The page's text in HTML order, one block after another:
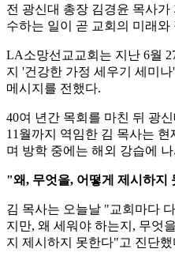
전 광신대 총장 김경윤 목사
수하는 일이 곧 교회의 미래
LA소망선교교회는 지난 6월
지 '건강한 가정 세우기 세미
메시지를 전했다.
40여 년간 목회를 마친 뒤 광
11월까지 역임한 김 목사는
며 방학 중에는 해외 강습에
"왜, 무엇을, 어떻게 제시하지
김 목사는 오늘날 "교회마다
지만, 왜 세워야 하는지, 무엇
지 제시하지 못한다"고 진단했